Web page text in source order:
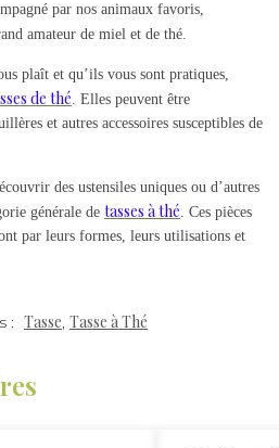
par nos animaux favoris,
amateur de miel et de thé.
plaît et qu’ils vous sont pratiques,
de thé. Elles peuvent être
et autres accessoires susceptibles de
des ustensiles uniques ou d’autres
générale de tasses à thé. Ces pièces
par leurs formes, leurs utilisations et
: Tasse, Tasse à Thé